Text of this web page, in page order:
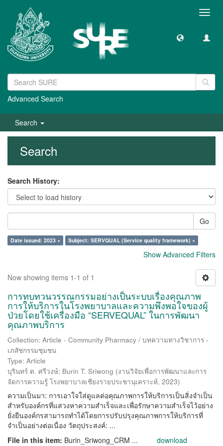
Advanced Search
Search
Search
Search History:
Go
Date issued: 2023 × Subject: SERVQUAL (Service quality framework) ×
Show Advanced Filters
Now showing items 1-1 of 1
การทบทวนวรรณกรรมอย่างเป็นระบบเรื่องคุณภาพ
การให้บริการในโรงพยาบาลและความพึงพอใจของผู้
ป่วยโดยใช้เครื่องมือ “SERVEQUAL” ในการพัฒนา
คุณภาพบริการ
Collection: Article - Community Pharmacy / บทความทางวิชาการ -
เภสัชกรรมชุมชน
Type: Article
บุรินทร์ ต. ศรีวงษ์; Burin T. Sriwong (งานวิจัยเพื่อการพัฒนาและการ
จัดการความรู้ โรงพยาบาลเชียงรายประชานุเคราะห์, 2023)
ความเป็นมา: การเอาใจใส่ดูแลต่อคุณภาพการให้บริการเป็นสิ่งจำเป็น
สำหรับองค์กรที่แสวงหาความสำเร็จและเพื่อรักษาความสำเร็จไว้อย่าง
ยั่งยืนองค์กรสามารถทำได้โดยการปรับปรุงคุณภาพการให้บริการที่
จำเป็นอย่างต่อเนื่อง วัตถุประสงค์: ...
File in this item: Burin_Sriwong_CRM ... download